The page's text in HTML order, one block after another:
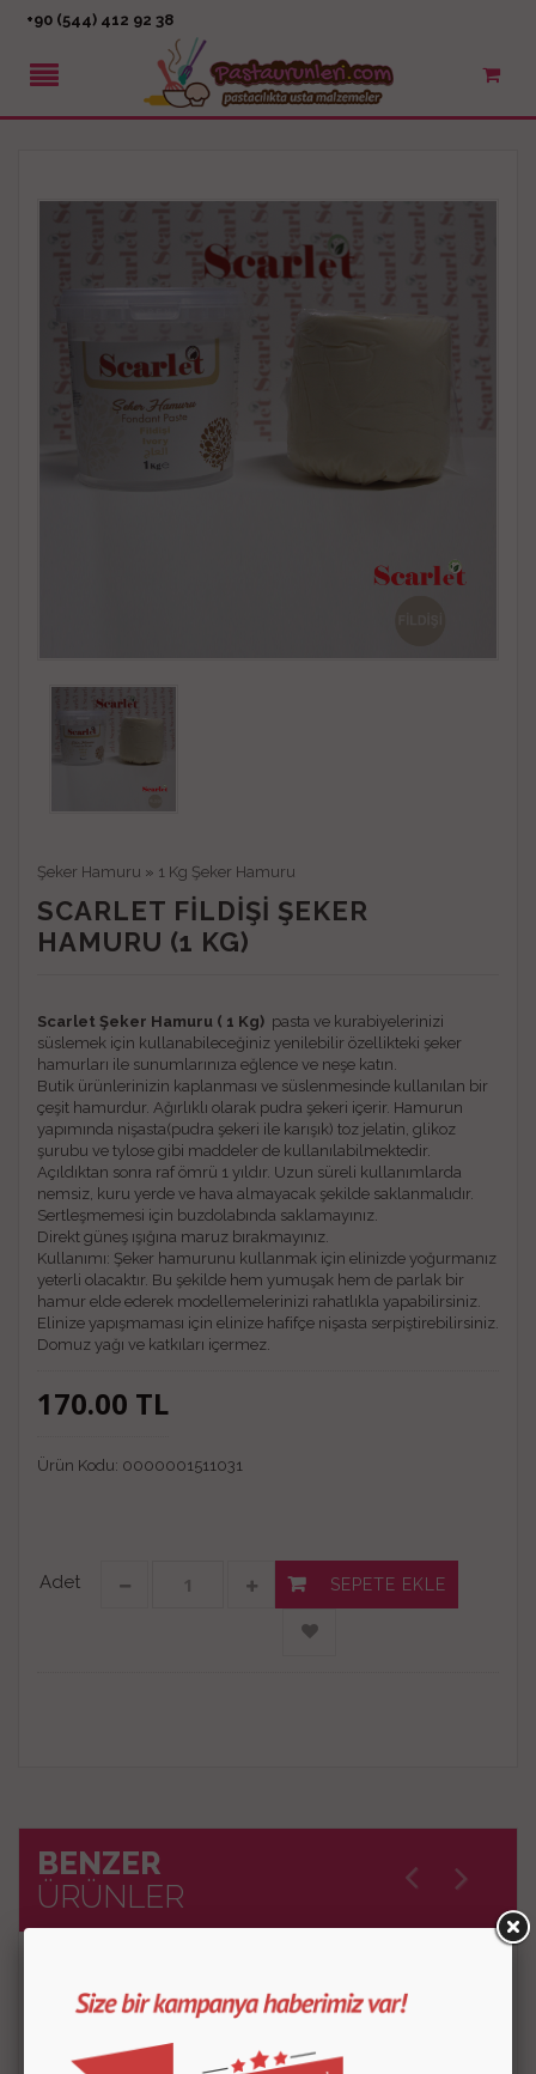
+90 (544) 412 92 38
Şeker Hamuru » 1 Kg Şeker Hamuru
SCARLET FİLDİŞİ ŞEKER
HAMURU (1 KG)
Scarlet Şeker Hamuru ( 1 Kg) pasta ve kurabiyelerinizi
süslemek için kullanabileceğiniz yenilebilir özellikteki şeker
hamurları ile sunumlarınıza eğlence ve neşe katın.
Butik ürünlerinizin kaplanması ve süslenmesinde kullanılan bir
çeşit hamurdur. Ağırlıklı olarak pudra şekeri içerir. Hamurun
yapımında nişasta(pudra şekeri ile karışık) toz jelatin, glikoz
şurubu ve tylose gibi maddeler de kullanılabilmektedir.
Açıldıktan sonra raf ömrü 1 yıldır. Uzun süreli kullanımlarda
nemsiz, kuru yerde ve hava almayacak şekilde saklanmalıdır.
Sertleşmemesi için buzdolabında saklamayınız.
Direkt güneş ışığına maruz bırakmayınız.
Kullanımı: Şeker hamurunu kullanmak için elinizde yoğurmanız
yeterli olacaktır. Bu şekilde hem yumuşak hem de parlak bir
hamur elde ederek modellemelerinizi rahatlıkla yapabilirsiniz.
Elinize yapışmaması için elinize hafifçe nişasta serpiştirebilirsiniz.
Domuz yağı ve katkıları içermez.
170.00 TL
Ürün Kodu: 0000001511031
Adet SEPETE EKLE
BENZER
ÜRÜNLER